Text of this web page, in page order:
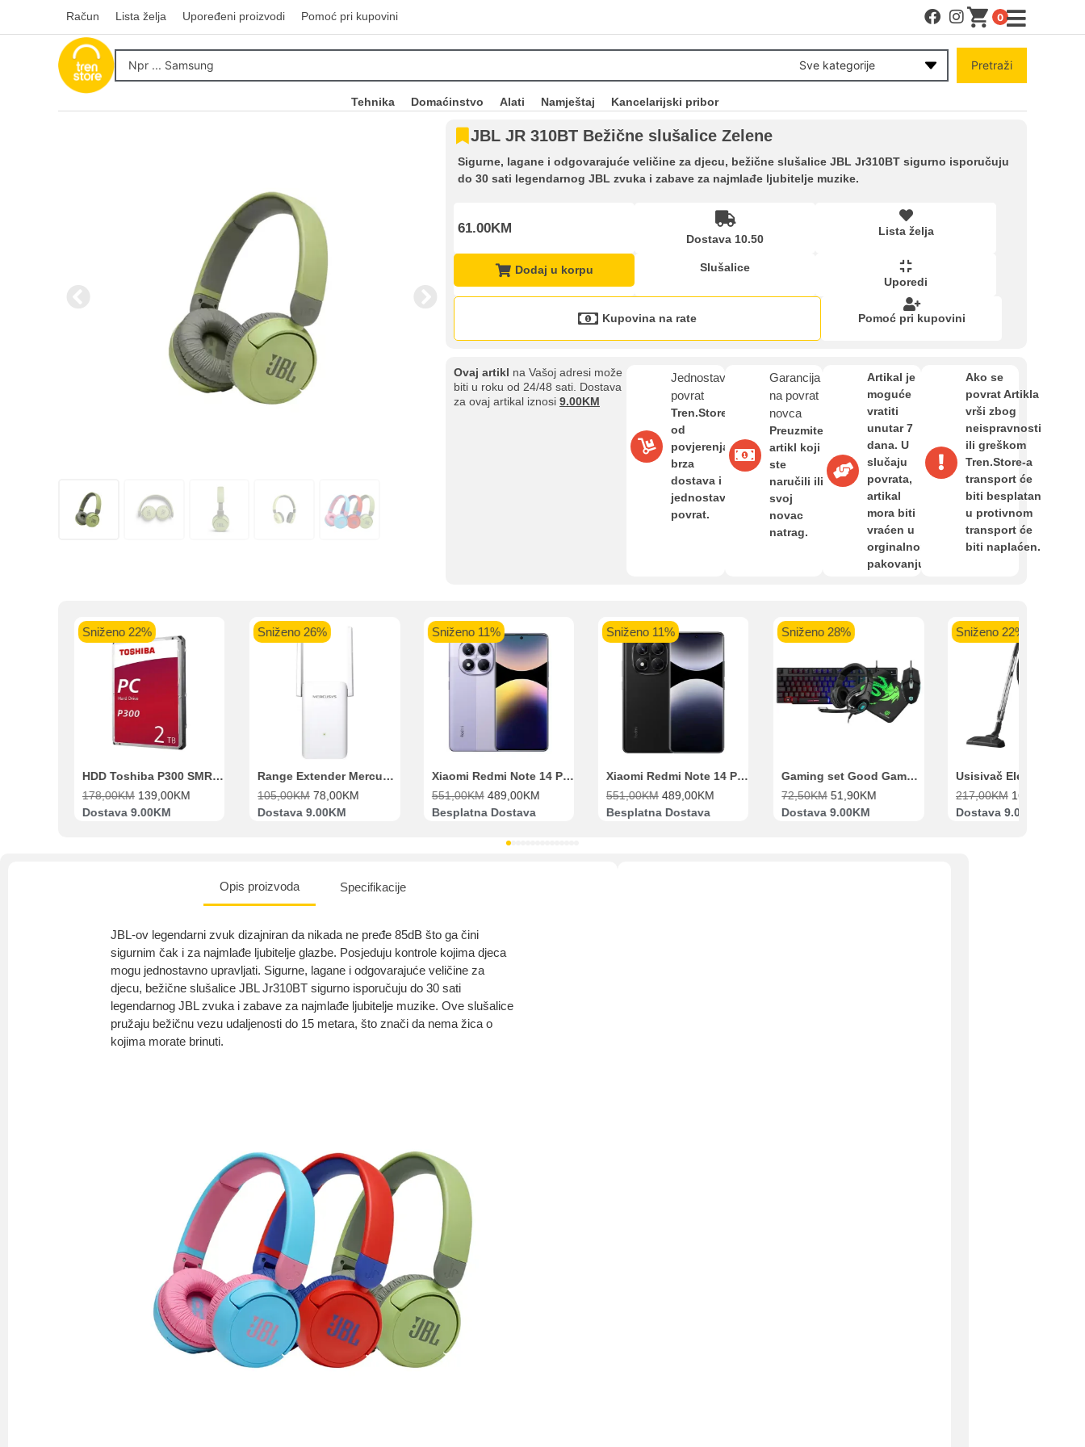
Račun Lista želja Upoređeni proizvodi Pomoć pri kupovini 0
Sve kategorije Pretraži
Tehnika Domaćinstvo Alati Namještaj Kancelarijski pribor
JBL JR 310BT Bežične slušalice Zelene
Sigurne, lagane i odgovarajuće veličine za djecu, bežične slušalice JBL Jr310BT sigurno isporučuju
do 30 sati legendarnog JBL zvuka i zabave za najmlađe ljubitelje muzike.
61.00KM
Dostava 10.50
Lista želja
Dodaj u korpu
Slušalice
Uporedi
Kupovina na rate Pomoć pri kupovini
Ovaj artikl na Vašoj adresi može
biti u roku od 24/48 sati. Dostava
za ovaj artikal iznosi 9.00KM
Jednostavan
povrat
Tren.Store
od
povjerenja,
brza
dostava i
jednostavan
povrat.
Garancija
na povrat
novca
Preuzmite
artikl koji
ste
naručili ili
svoj
novac
natrag.
Artikal je
moguće
vratiti
unutar 7
dana. U
slučaju
povrata,
artikal
mora biti
vraćen u
orginalnom
pakovanju.
Ako se
povrat Artikla
vrši zbog
neispravnosti
ili greškom
Tren.Store-a
transport će
biti besplatan
u protivnom
transport će
biti naplaćen.
Sniženo 22%
HDD Toshiba P300 SMR 3.5″ 2TB SATA III
178,00KM 139,00KM
Dostava 9.00KM
Sniženo 26%
Range Extender Mercusys AX3000 ME80X Wi-Fi 6
105,00KM 78,00KM
Dostava 9.00KM
Sniženo 11%
Xiaomi Redmi Note 14 Pro 8GB 256GB Ljubičasti
551,00KM 489,00KM
Besplatna Dostava
Sniženo 11%
Xiaomi Redmi Note 14 Pro 8GB 256GB Crni
551,00KM 489,00KM
Besplatna Dostava
Sniženo 28%
Gaming set Good Game Tastatura, Miš, Slušalice i podloga za miš
72,50KM 51,90KM
Dostava 9.00KM
Sniženo 22%
217,00KM 169,00
Dostava 9.00KM
Opis proizvoda Specifikacije
JBL-ov legendarni zvuk dizajniran da nikada ne pređe 85dB što ga čini
sigurnim čak i za najmlađe ljubitelje glazbe. Posjeduju kontrole kojima djeca
mogu jednostavno upravljati. Sigurne, lagane i odgovarajuće veličine za
djecu, bežične slušalice JBL Jr310BT sigurno isporučuju do 30 sati
legendarnog JBL zvuka i zabave za najmlađe ljubitelje muzike. Ove slušalice
pružaju bežičnu vezu udaljenosti do 15 metara, što znači da nema žica o
kojima morate brinuti.
Račun
Upoređeni proizvodi
Informacije o dostavi
O nama
Privatnost kupca
Sve je lakše kad se podijeli!
Kupovinu na rate možete obaviti ukoliko posjedujete jednu od slikovito prikazanih kartica ispod.
Sparkasse banka
Raiffeisen banka VISA
Pomoć pri kupovini
Bit će uračunati bankarski troškovi u iznosi od 3.5%